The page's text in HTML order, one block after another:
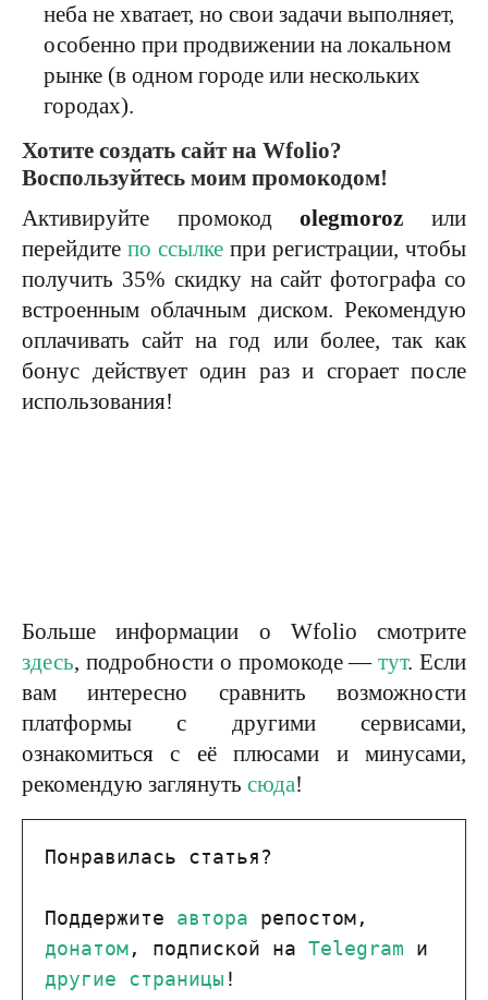
неба не хватает, но свои задачи выполняет,
особенно при продвижении на локальном
рынке (в одном городе или нескольких
городах).
Хотите создать сайт на Wfolio?
Воспользуйтесь моим промокодом!
Активируйте промокодolegmoroz или
перейдите по ссылке при регистрации, чтобы
получить 35% скидку на сайт фотографа со
встроенным облачным диском. Рекомендую
оплачивать сайт на год или более, так как
бонус действует один раз и сгорает после
использования!
Больше информации о Wfolio смотрите
здесь, подробности о промокоде —тут. Если
вам интересно сравнить возможности
платформы с другими сервисами,
ознакомиться с её плюсами и минусами,
рекомендую заглянуть сюда!
Понравилась статья?
Поддержите автора
донатом, подпиской на Telegram
другие страницы !